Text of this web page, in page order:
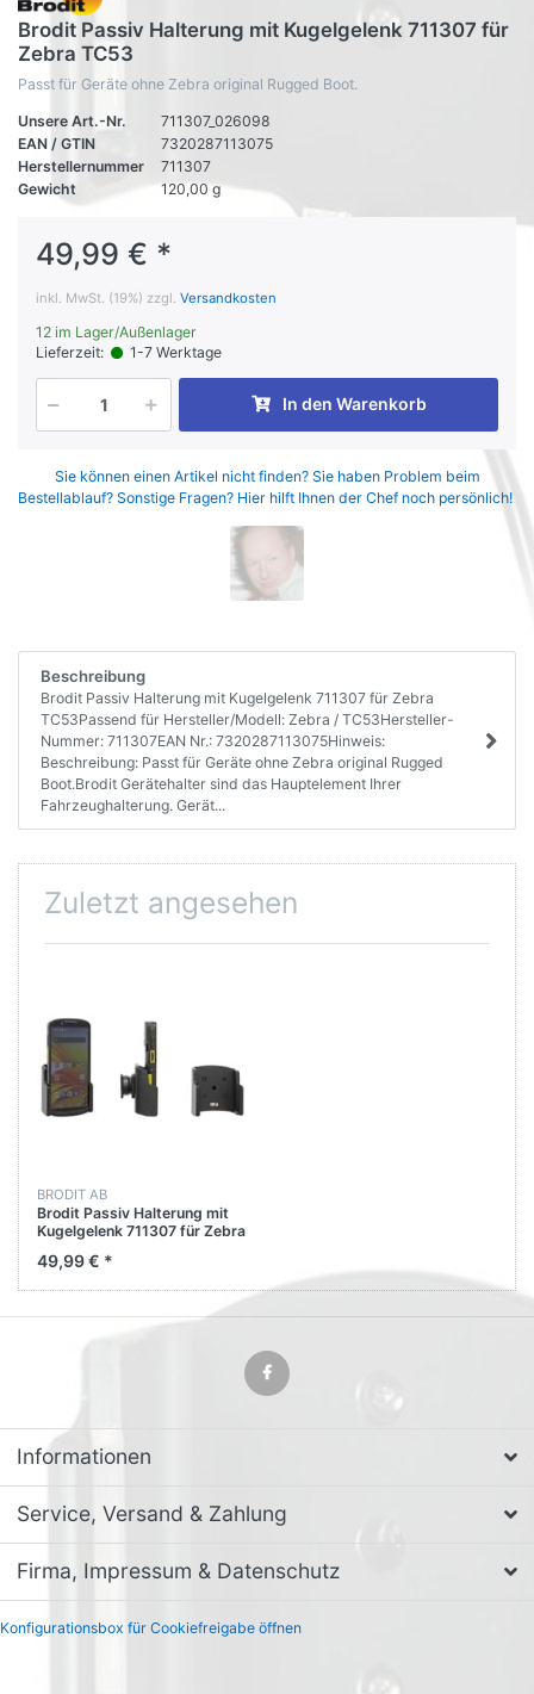
Brodit Passiv Halterung mit Kugelgelenk 711307 für
Zebra TC53
Passt für Geräte ohne Zebra original Rugged Boot.
Unsere Art.-Nr.
711307_026098
EAN / GTIN
7320287113075
Herstellernummer
711307
Gewicht
120,00 g
49,99 € *
inkl. MwSt. (19%) zzgl. Versandkosten
12 im Lager/Außenlager
Lieferzeit:
1-7 Werktage
In den Warenkorb
Sie können einen Artikel nicht finden? Sie haben Problem beim
Bestellablauf? Sonstige Fragen? Hier hilft Ihnen der Chef noch persönlich!
Beschreibung
Brodit Passiv Halterung mit Kugelgelenk 711307 für Zebra
TC53Passend für Hersteller/Modell: Zebra / TC53Hersteller-
Nummer: 711307EAN Nr.: 7320287113075Hinweis:
Beschreibung: Passt für Geräte ohne Zebra original Rugged
Boot.Brodit Gerätehalter sind das Hauptelement Ihrer
Fahrzeughalterung. Gerät...
Zuletzt angesehen
BRODIT AB
Brodit Passiv Halterung mit
Kugelgelenk 711307 für Zebra
49,99 € *
Informationen
Service, Versand & Zahlung
Firma, Impressum & Datenschutz
Konfigurationsbox für Cookiefreigabe öffnen